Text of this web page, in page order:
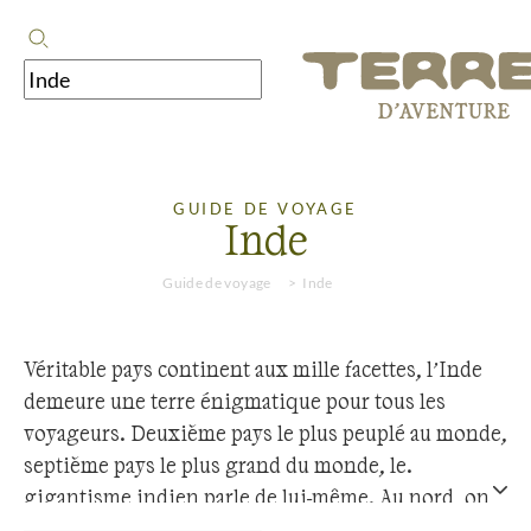
GUIDE DE VOYAGE
Inde
Guide de voyage Inde
Véritable pays continent aux mille facettes, l’Inde
demeure une terre énigmatique pour tous les
voyageurs. Deuxième pays le plus peuplé au monde,
septième pays le plus grand du monde, le
gigantisme indien parle de lui-même. Au nord, on